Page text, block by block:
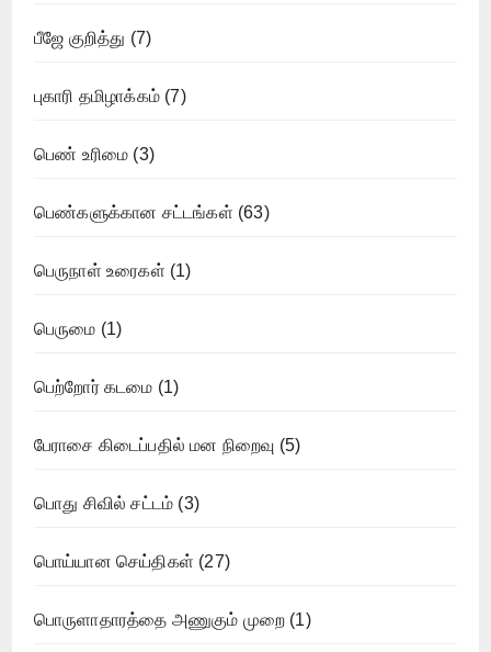
பீஜே குறித்து (7)
புகாரி தமிழாக்கம் (7)
பெண் உரிமை (3)
பெண்களுக்கான சட்டங்கள் (63)
பெருநாள் உரைகள் (1)
பெருமை (1)
பெற்றோர் கடமை (1)
பேராசை கிடைப்பதில் மன நிறைவு (5)
பொது சிவில் சட்டம் (3)
பொய்யான செய்திகள் (27)
பொருளாதாரத்தை அணுகும் முறை (1)